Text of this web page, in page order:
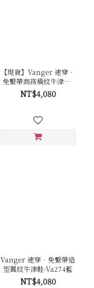
【現貨】Vanger 速穿．
免繫帶商務橫紋牛津鞋-
Va273黑
NT$4,080
Vanger 速穿．免繫帶造
型翼紋牛津鞋-Va274藍
NT$4,080